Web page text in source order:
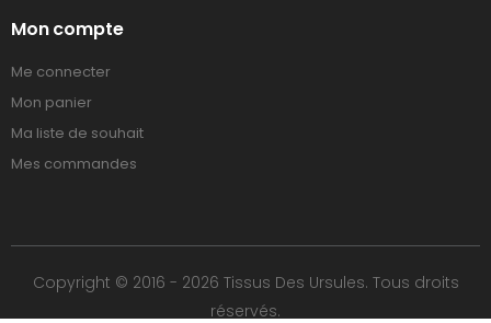
Mon compte
Me connecter
Mon panier
Ma liste de souhait
Mes commandes
Copyright © 2016 - 2026 Tissus Des Ursules. Tous droits
réservés.